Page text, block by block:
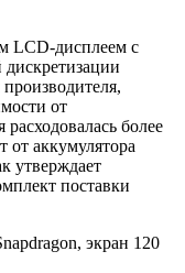
LCD-дисплеем с
дискретизации
от
более
от аккумулятора
утверждает
поставки